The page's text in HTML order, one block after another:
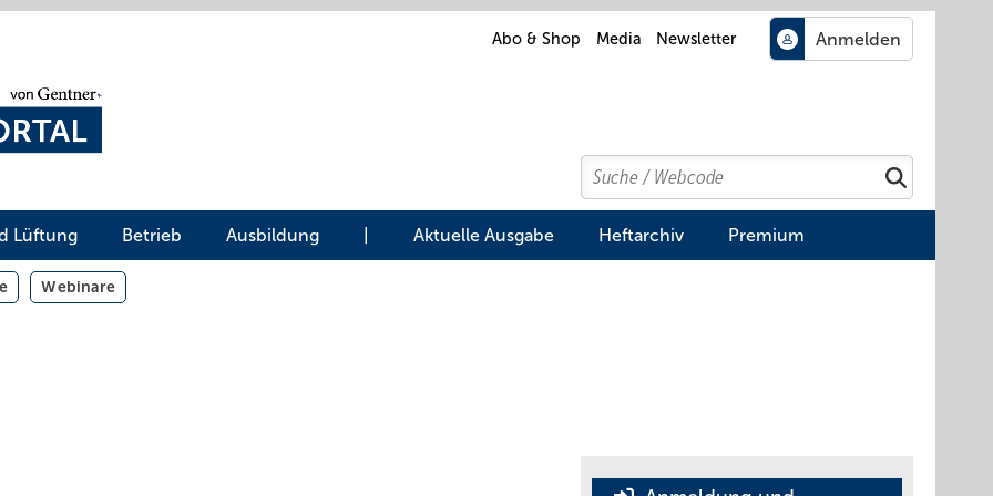
Abo & Shop Media Newsletter
Search
Suchen
Lüftung Betrieb Ausbildung Aktuelle Ausgabe Heftarchiv Premium
Webinare